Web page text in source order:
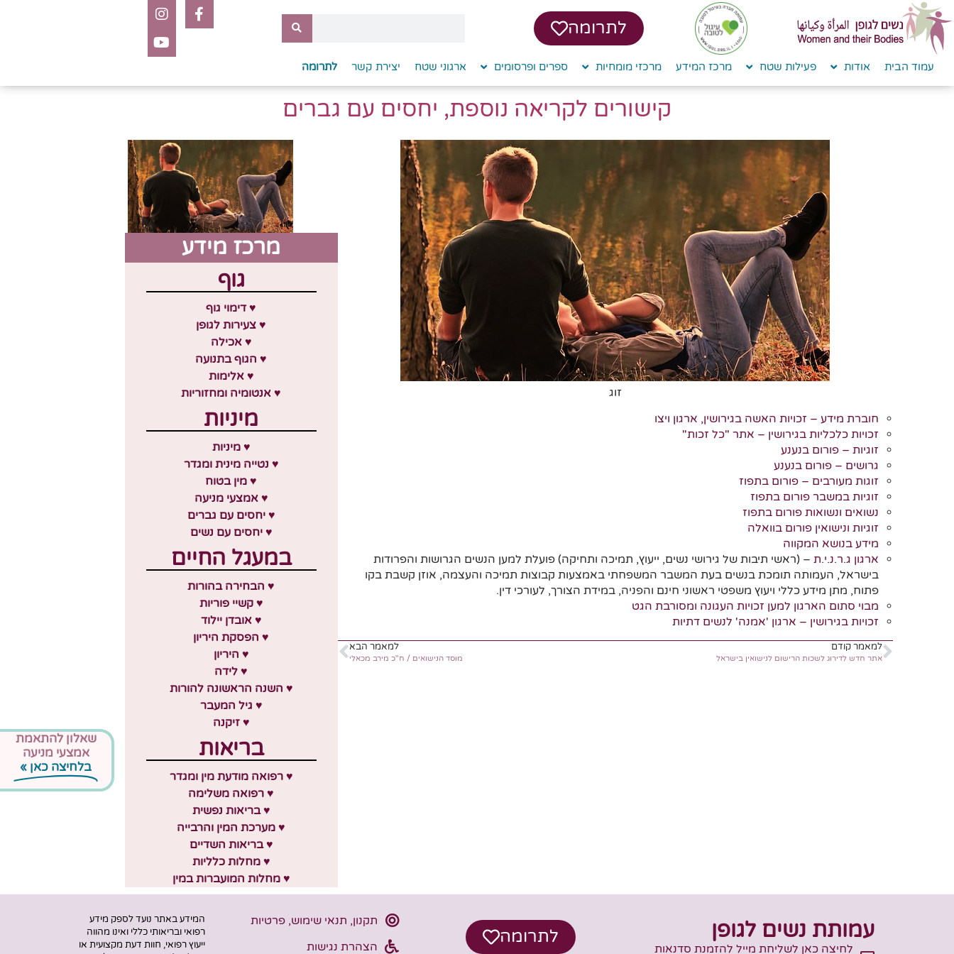
לתוכן
לתרומה
עמוד הבית אודות פעילות שטח מרכז המידע מרכזי מומחיות ספרים ופרסומים ארגוני שטח יצירת קשר לתרומה
קישורים לקריאה נוספת, יחסים עם גברים
זוג
חוברת מידע – זכויות האשה בגירושין, ארגון ויצו
זכויות כלכליות בגירושין – אתר "כל זכות"
זוגיות – פורום בנענע
גרושים – פורום בנענע
זוגות מעורבים – פורום בתפוז
זוגיות במשבר פורום בתפוז
נשואים ונשואות פורום בתפוז
זוגיות ונישואין פורום בוואלה
מידע בנושא המקווה
ארגון ג.ר.נ.י.ת – (ראשי תיבות של גירושי נשים, ייעוץ, תמיכה ותחיקה) פועלת למען הנשים הגרושות והפרודות
בישראל, העמותה תומכת בנשים בעת המשבר המשפחתי באמצעות קבוצות תמיכה והעצמה, אוזן קשבת בקו
פתוח, מתן מידע כללי ויעוץ משפטי ראשוני חינם והפניה, במידת הצורך, לעורכי דין.
מבוי סתום הארגון למען זכויות העגונה ומסורבת הגט
זכויות בגירושין – ארגון 'אמנה' לנשים דתיות
למאמר קודם
אתר חדש לדירוג לשכות הרישום לנישואין בישראל
למאמר הבא
מוסד הנישואים / ח"כ מירב מכאלי
מרכז מידע
גוף
♥ דימוי גוף
♥ צעירות לגופן
♥ אכילה
♥ הגוף בתנועה
♥ אלימות
♥ אנטומיה ומחזוריות
מיניות
♥ מיניות
♥ נטייה מינית ומגדר
♥ מין בטוח
♥ אמצעי מניעה
♥ יחסים עם גברים
♥ יחסים עם נשים
במעגל החיים
♥ הבחירה בהורות
♥ קשיי פוריות
♥ אובדן יילוד
♥ הפסקת היריון
♥ היריון
♥ לידה
♥ השנה הראשונה להורות
♥ גיל המעבר
♥ זיקנה
בריאות
♥ רפואה מודעת מין ומגדר
♥ רפואה משלימה
♥ בריאות נפשית
♥ מערכת המין והרבייה
♥ בריאות השדיים
♥ מחלות כלליות
♥ מחלות המועברות במין
עמותת נשים לגופן
לחיצה כאן לשליחת מייל להזמנת סדנאות
לתרומה
תקנון, תנאי שימוש, פרטיות
הצהרת נגישות
המידע באתר נועד לספק מידע
רפואי ובריאותי כללי ואינו מהווה
ייעוץ רפואי, חוות דעת מקצועית או
שאלון להתאמת
אמצעי מניעה
בלחיצה כאן »